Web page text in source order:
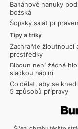
Banánové nanuky
božská
Šopský salát
Tipy a triky
Zachraňte žloutnoucí
prostředky
Blboun není žádná
sladkou náplní
Co dělat, aby se
5 způsobů přípravy